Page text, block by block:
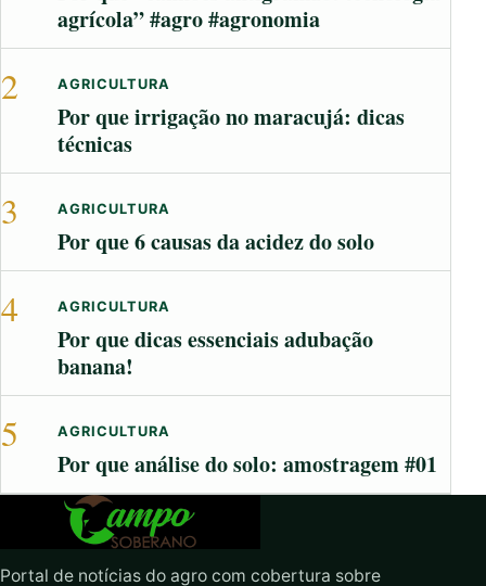
agrícola” #agro #agronomia
2 AGRICULTURA
Por que irrigação no maracujá: dicas
técnicas
3 AGRICULTURA
Por que 6 causas da acidez do solo
4 AGRICULTURA
Por que dicas essenciais adubação
banana!
5 AGRICULTURA
Por que análise do solo: amostragem #01
Portal de notícias do agro com cobertura sobre